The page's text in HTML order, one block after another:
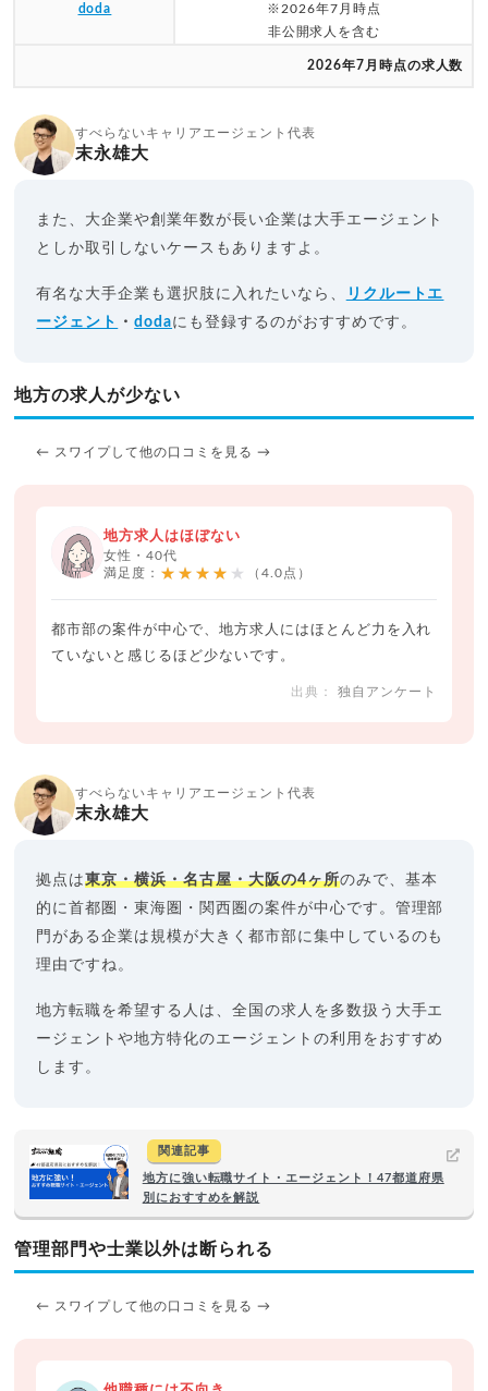
doda
※2026年7月時点
非公開求人を含む
2026年7月時点の求人数
すべらないキャリアエージェント代表
末永雄大
また、大企業や創業年数が長い企業は大手エージェント
としか取引しないケースもありますよ。
有名な大手企業も選択肢に入れたいなら、
リクルートエ
ージェント
・dodaにも登録するのがおすすめです。
地方の求人が少ない
← スワイプして他の口コミを見る →
地方求人はほぼない
女性・40代
満足度： ★★★★★ （4.0点）
都市部の案件が中心で、地方求人にはほとんど力を入れ
ていないと感じるほど少ないです。
独自アンケート
すべらないキャリアエージェント代表
末永雄大
拠点は東京・横浜・名古屋・大阪の4ヶ所のみで、基本
的に首都圏・東海圏・関西圏の案件が中心です。管理部
門がある企業は規模が大きく都市部に集中しているのも
理由ですね。
地方転職を希望する人は、全国の求人を多数扱う大手エ
ージェントや地方特化のエージェントの利用をおすすめ
します。
関連記事
地方に強い転職サイト・エージェント！47都道府県
別におすすめを解説
管理部門や士業以外は断られる
← スワイプして他の口コミを見る →